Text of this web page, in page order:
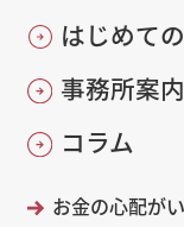
はじめて
事務所案内
コラム
お金の心配が